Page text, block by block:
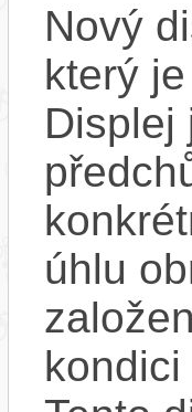
Nový
který
Displej
úhlu